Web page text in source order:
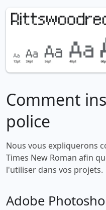
Comment
police
Nous vous expliquerons
Times New Roman afin
l'utiliser dans vos projets.
Adobe